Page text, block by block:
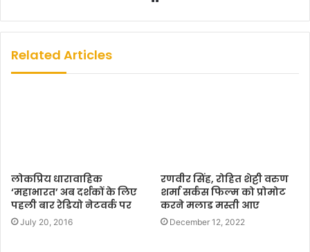
b
Related Articles
लोकप्रिय धारावाहिक
‘महाभारत’ अब दर्शकों के लिए
पहली बार रेडियो नेटवर्क पर
July 20, 2016
रणवीर सिंह, रोहित शेट्टी वरुण
शर्मा सर्कस फिल्म को प्रोमोट
करने मलाड मस्ती आए
December 12, 2022